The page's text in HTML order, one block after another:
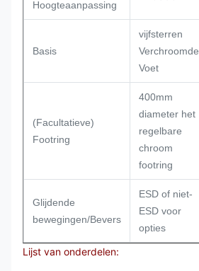
Hoogteaanpassing
Basis
vijfsterren
Verchroomde
Voet
(Facultatieve)
Footring
400mm
diameter het
regelbare
chroom
footring
Glijdende
bewegingen/Bevers
ESD of niet-
ESD voor
opties
Lijst van onderdelen: